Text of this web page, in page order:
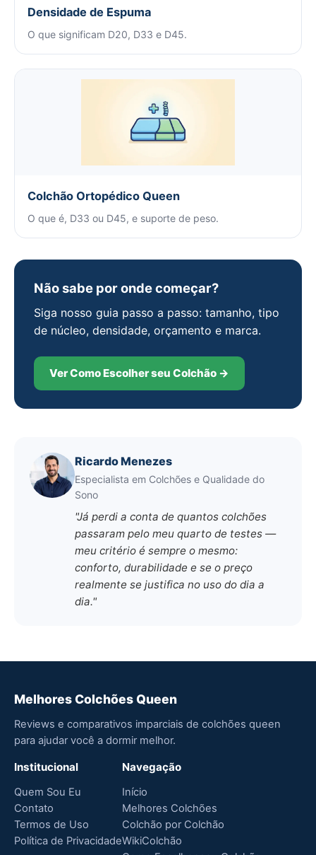
Densidade de Espuma
O que significam D20, D33 e D45.
Colchão Ortopédico Queen
O que é, D33 ou D45, e suporte de peso.
Não sabe por onde começar?
Siga nosso guia passo a passo: tamanho, tipo
de núcleo, densidade, orçamento e marca.
Ver Como Escolher seu Colchão →
Ricardo Menezes
Especialista em Colchões e Qualidade do
Sono
"Já perdi a conta de quantos colchões
passaram pelo meu quarto de testes —
meu critério é sempre o mesmo:
conforto, durabilidade e se o preço
realmente se justifica no uso do dia a
dia."
Melhores Colchões Queen
Reviews e comparativos imparciais de colchões queen
para ajudar você a dormir melhor.
Institucional
Quem Sou Eu
Contato
Termos de Uso
Política de Privacidade
Navegação
Início
Melhores Colchões
Colchão por Colchão
WikiColchão